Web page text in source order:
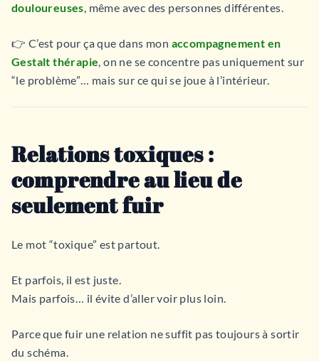
douloureuses, même avec des personnes différentes.
👉 C’est pour ça que dans mon accompagnement en
Gestalt thérapie, on ne se concentre pas uniquement sur
“le problème”… mais sur ce qui se joue à l’intérieur.
Relations toxiques :
comprendre au lieu de
seulement fuir
Le mot “toxique” est partout.
Et parfois, il est juste.
Mais parfois… il évite d’aller voir plus loin.
Parce que fuir une relation ne suffit pas toujours à sortir
du schéma.